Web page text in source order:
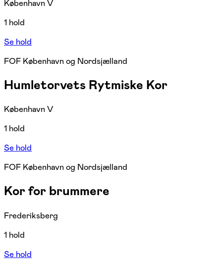
København V
1 hold
Se hold
FOF København og Nordsjælland
Humletorvets Rytmiske Kor
København V
1 hold
Se hold
FOF København og Nordsjælland
Kor for brummere
Frederiksberg
1 hold
Se hold